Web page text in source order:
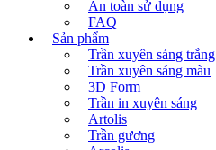
An toàn sử dụng
FAQ
Sản phẩm
Trần xuyên sáng trắng
Trần xuyên sáng màu
3D Form
Trần in xuyên sáng
Artolis
Trần gương